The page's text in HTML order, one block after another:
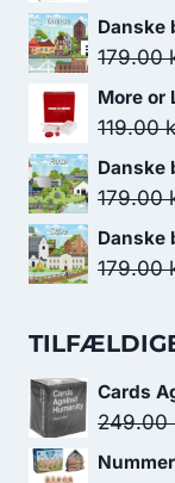
Danske
179.00
More or
119.00
Danske
179.00
Danske
179.00
Cards
249.00